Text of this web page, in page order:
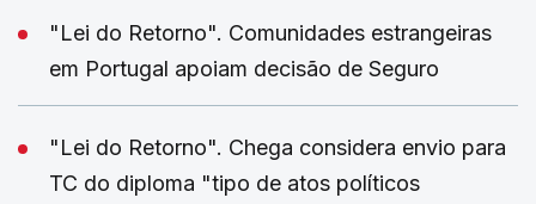
"Lei do Retorno". Comunidades estrangeiras
em Portugal apoiam decisão de Seguro
"Lei do Retorno". Chega considera envio para
TC do diploma "tipo de atos políticos